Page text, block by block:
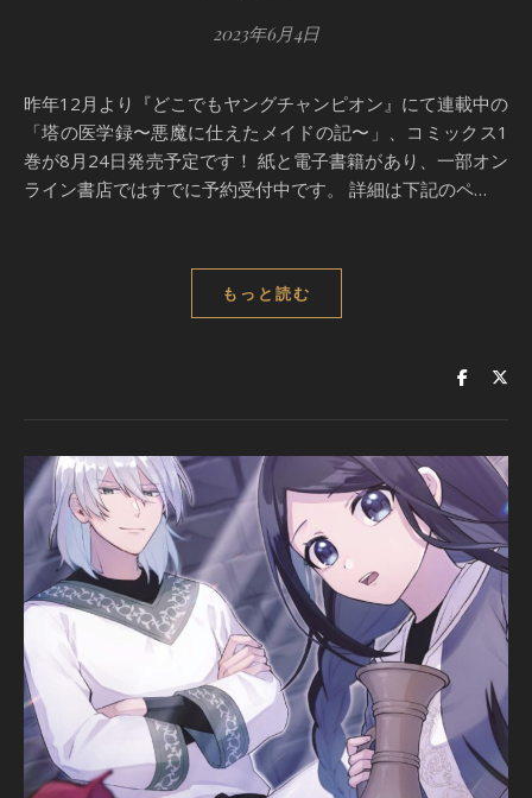
2023年6月4日
昨年12月より『どこでもヤングチャンピオン』にて連載中の
「塔の医学録〜悪魔に仕えたメイドの記〜」、コミックス1
巻が8月24日発売予定です！ 紙と電子書籍があり、一部オン
ライン書店ではすでに予約受付中です。 詳細は下記のペ…
もっと読む